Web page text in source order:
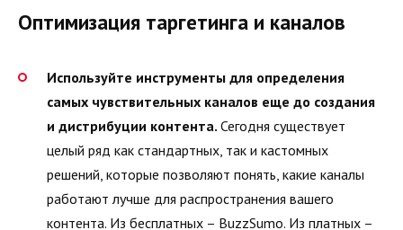
Оптимизация таргетинга и каналов
Используйте инструменты для определения
самых чувствительных каналов еще до создания
и дистрибуции контента. Сегодня существует
целый ряд как стандартных, так и кастомных
решений, которые позволяют понять, какие каналы
работают лучше для распространения вашего
контента. Из бесплатных – BuzzSumo. Из платных –